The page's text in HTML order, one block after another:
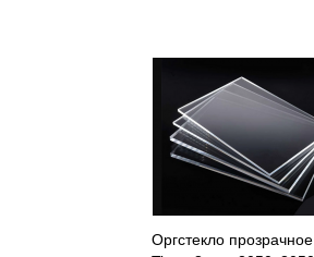
Оргстекло прозрачное